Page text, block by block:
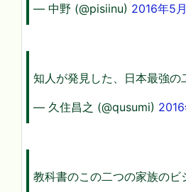
— 中野 (@pisiinu) 2016年5
知人が発見した、日本最強の
— 久住昌之 (@qusumi)
教科書のこの二つの家族の